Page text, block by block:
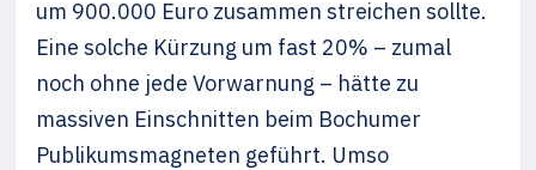
um 900.000 Euro zusammen streichen sollte.
Eine solche Kürzung um fast 20% – zumal
noch ohne jede Vorwarnung – hätte zu
massiven Einschnitten beim Bochumer
Publikumsmagneten geführt. Umso